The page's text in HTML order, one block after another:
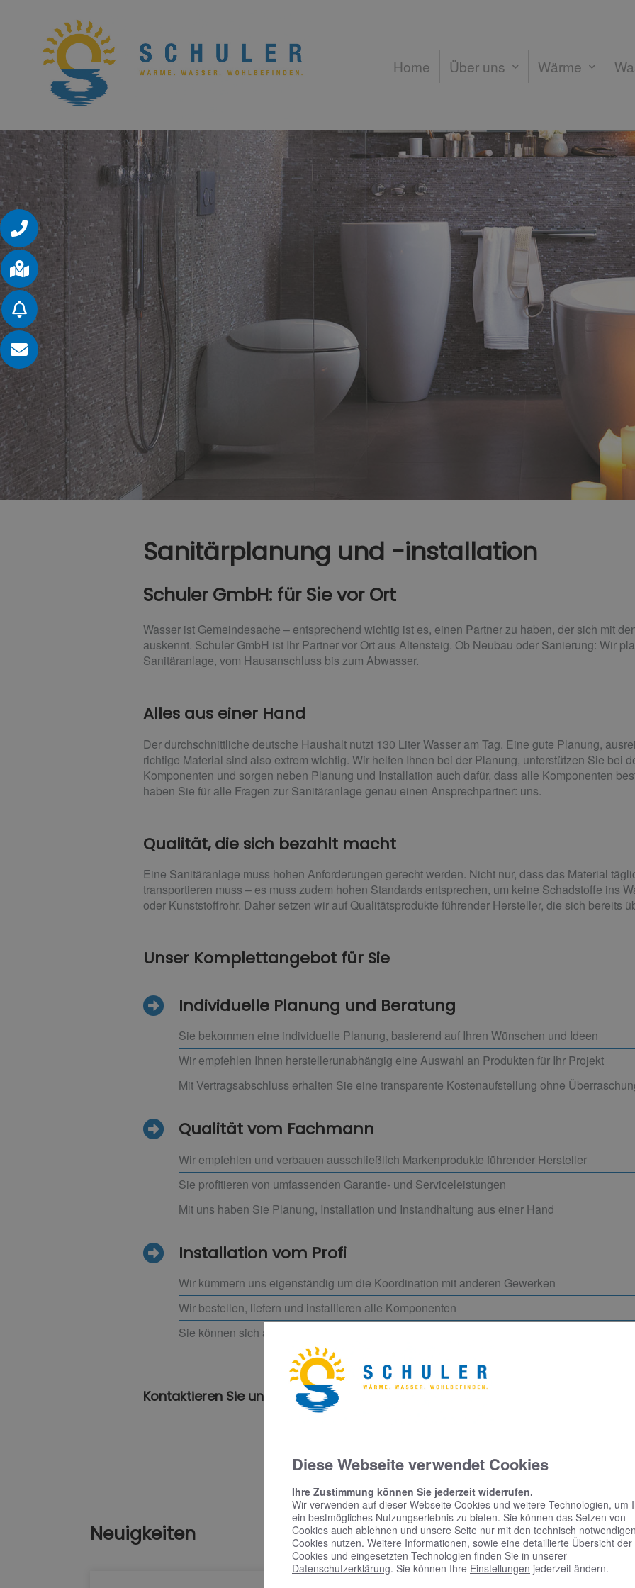
Home Über uns Wärme
Sanitärplanung und -installation
Schuler GmbH: für Sie vor Ort
Wasser ist Gemeindesache – entsprechend wichtig ist es, einen Partner zu haben, der sich mit
auskennt. Schuler GmbH ist Ihr Partner vor Ort aus Altensteig. Ob Neubau oder Sanierung: Wir
Sanitäranlage, vom Hausanschluss bis zum Abwasser.
Alles aus einer Hand
Der durchschnittliche deutsche Haushalt nutzt 130 Liter Wasser am Tag. Eine gute Planung,
richtige Material sind also extrem wichtig. Wir helfen Ihnen bei der Planung, unterstützen Sie bei
Komponenten und sorgen neben Planung und Installation auch dafür, dass alle Komponenten
haben Sie für alle Fragen zur Sanitäranlage genau einen Ansprechpartner: uns.
Qualität, die sich bezahlt macht
Eine Sanitäranlage muss hohen Anforderungen gerecht werden. Nicht nur, dass das Material
transportieren muss – es muss zudem hohen Standards entsprechen, um keine Schadstoffe ins
oder Kunststoffrohr. Daher setzen wir auf Qualitätsprodukte führender Hersteller, die sich bereits
Unser Komplettangebot für Sie
Individuelle Planung und Beratung
Sie bekommen eine individuelle Planung, basierend auf Ihren Wünschen und Ideen
Wir empfehlen Ihnen herstellerunabhängig eine Auswahl an Produkten für Ihr Projekt
Mit Vertragsabschluss erhalten Sie eine transparente Kostenaufstellung ohne
Qualität vom Fachmann
Wir empfehlen und verbauen ausschließlich Markenprodukte führender Hersteller
Sie profitieren von umfassenden Garantie- und Serviceleistungen
Mit uns haben Sie Planung, Installation und Instandhaltung aus einer Hand
Installation vom Profi
Wir kümmern uns eigenständig um die Koordination mit anderen Gewerken
Wir bestellen, liefern und installieren alle Komponenten
Sie können sich auf eine sorgfältige und termingerechte Ausführung aller Arbeiten
Kontaktieren Sie uns für eine erste, unverbindliche Beratung – unsere
Neuigkeiten
Diese Webseite verwendet Cookies
Ihre Zustimmung können Sie jederzeit widerrufen.
Wir verwenden auf dieser Webseite Cookies und weitere Technologien, um
ein bestmögliches Nutzungserlebnis zu bieten. Sie können das Setzen von
Cookies auch ablehnen und unsere Seite nur mit den technisch
Cookies nutzen. Weitere Informationen, sowie eine detaillierte Übersicht der
Cookies und eingesetzten Technologien finden Sie in unserer
Datenschutzerklärung. Sie können Ihre Einstellungen jederzeit ändern.